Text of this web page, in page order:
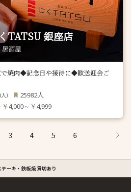
TATSU 銀座店
酒屋
焼肉◆記念日や接待に◆歓送迎会ご
人） 25982人
￥4,000～￥4,999
3 4 5 6
テーキ・鉄板焼 貸切あり